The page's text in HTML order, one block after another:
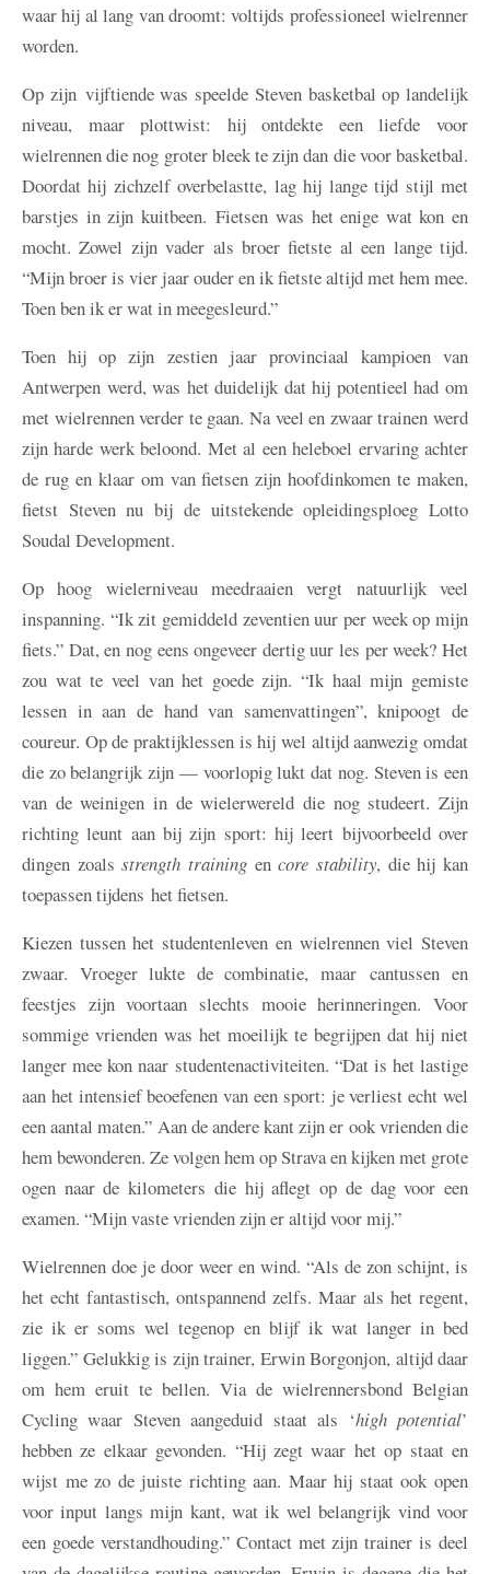
waar hij al lang van droomt: voltijds professioneel wielrenner
worden.
Op zijn vijftiende was speelde Steven basketbal op landelijk
niveau, maar plottwist: hij ontdekte een liefde voor
wielrennen die nog groter bleek te zijn dan die voor basketbal.
Doordat hij zichzelf overbelastte, lag hij lange tijd stijl met
barstjes in zijn kuitbeen. Fietsen was het enige wat kon en
mocht. Zowel zijn vader als broer fietste al een lange tijd.
“Mijn broer is vier jaar ouder en ik fietste altijd met hem mee.
Toen ben ik er wat in meegesleurd.”
Toen hij op zijn zestien jaar provinciaal kampioen van
Antwerpen werd, was het duidelijk dat hij potentieel had om
met wielrennen verder te gaan. Na veel en zwaar trainen werd
zijn harde werk beloond. Met al een heleboel ervaring achter
de rug en klaar om van fietsen zijn hoofdinkomen te maken,
fietst Steven nu bij de uitstekende opleidingsploeg Lotto
Soudal Development.
Op hoog wielerniveau meedraaien vergt natuurlijk veel
inspanning. “Ik zit gemiddeld zeventien uur per week op mijn
fiets.” Dat, en nog eens ongeveer dertig uur les per week? Het
zou wat te veel van het goede zijn. “Ik haal mijn gemiste
lessen in aan de hand van samenvattingen”, knipoogt de
coureur. Op de praktijklessen is hij wel altijd aanwezig omdat
die zo belangrijk zijn — voorlopig lukt dat nog. Steven is een
van de weinigen in de wielerwereld die nog studeert. Zijn
richting leunt aan bij zijn sport: hij leert bijvoorbeeld over
dingen zoalsstrength training encore stability, die hij kan
toepassen tijdens het fietsen.
Kiezen tussen het studentenleven en wielrennen viel Steven
zwaar. Vroeger lukte de combinatie, maar cantussen en
feestjes zijn voortaan slechts mooie herinneringen. Voor
sommige vrienden was het moeilijk te begrijpen dat hij niet
langer mee kon naar studentenactiviteiten. “Dat is het lastige
aan het intensief beoefenen van een sport: je verliest echt wel
een aantal maten.” Aan de andere kant zijn er ook vrienden die
hem bewonderen. Ze volgen hem op Strava en kijken met grote
ogen naar de kilometers die hij aflegt op de dag voor een
examen. “Mijn vaste vrienden zijn er altijd voor mij.”
Wielrennen doe je door weer en wind. “Als de zon schijnt, is
het echt fantastisch, ontspannend zelfs. Maar als het regent,
zie ik er soms wel tegenop en blijf ik wat langer in bed
liggen.” Gelukkig is zijn trainer, Erwin Borgonjon, altijd daar
om hem eruit te bellen. Via de wielrennersbond Belgian
Cycling waar Steven aangeduid staat als ‘high potential’
hebben ze elkaar gevonden. “Hij zegt waar het op staat en
wijst me zo de juiste richting aan. Maar hij staat ook open
voor input langs mijn kant, wat ik wel belangrijk vind voor
een goede verstandhouding.” Contact met zijn trainer is deel